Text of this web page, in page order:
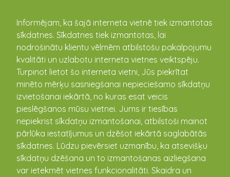
Informējam, ka šajā interneta vietnē tiek izmantotas
sīkdatnes. Sīkdatnes tiek izmantotas, lai
nodrošinātu klientu vēlmēm atbilstošu pakalpojumu
kvalitāti un uzlabotu interneta vietnes veiktspēju.
Turpinot lietot šo interneta vietni, Jūs piekrītat
minēto mērķu sasniegšanai nepieciešamo sīkdatņu
izvietošanai iekārtā, no kuras esat veicis
pieslēgšanos mūsu vietnei. Jums ir tiesības
nepiekrist sīkdatņu izmantošanai, atbilstoši mainot
pārlūka iestatījumus un dzēšot iekārtā saglabātās
sīkdatnes. Lūdzu pievērsiet uzmanību, ka atsevišķu
sīkdatņu dzēšana un to izmantošanas aizliegšana
var ietekmēt vietnes funkcionalitāti. Skaidra un
kandava.lv
PASĀKUMU
KALENDĀRS